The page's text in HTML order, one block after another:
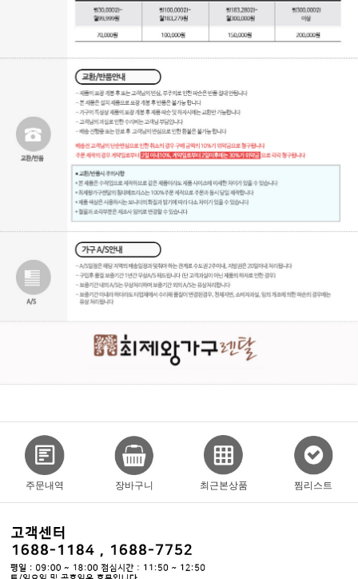
주문내역 장바구니 최근본상품 찜리스트